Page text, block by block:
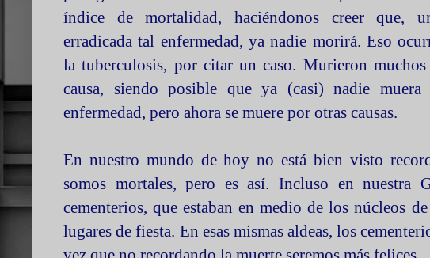
índice de mortalidad, haciéndonos creer que,
erradicada tal enfermedad, ya nadie morirá. Eso
la tuberculosis, por citar un caso. Murieron
causa, siendo posible que ya (casi) nadie muera
enfermedad, pero ahora se muere por otras causas.
En nuestro mundo de hoy no está bien visto
somos mortales, pero es así. Incluso en nuestra
cementerios, que estaban en medio de los núcleos
lugares de fiesta. En esas mismas aldeas, los